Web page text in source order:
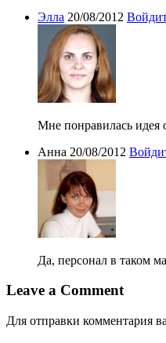
Элла 20/08/2012
Мне понравилась идея
Анна 20/08/2012
Да, персонал в таком
Leave a Comment
Для отправки комментария